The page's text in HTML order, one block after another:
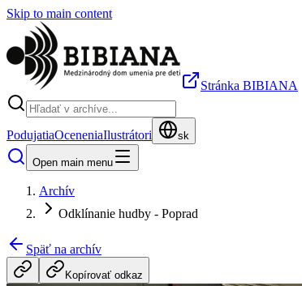
Skip to main content
Stránka BIBIANA
PodujatiaOceneniaIlustrátori sk
Open main menu
Archív
Odklínanie hudby - Poprad
Späť na archív
Kopírovať odkaz